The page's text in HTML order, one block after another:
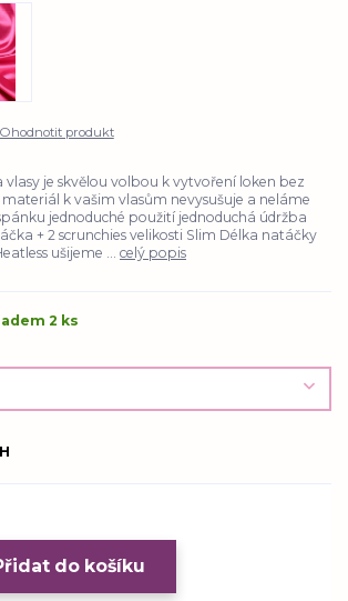
Ohodnotit produkt
vlasy je skvělou volbou k vytvoření loken bez
k vašim vlasům nevysušuje a neláme
jednoduché použití jednoduchá údržba
+ 2 scrunchies velikosti Slim Délka natáčky
ušijeme ... celý popis
2 ks
do košíku